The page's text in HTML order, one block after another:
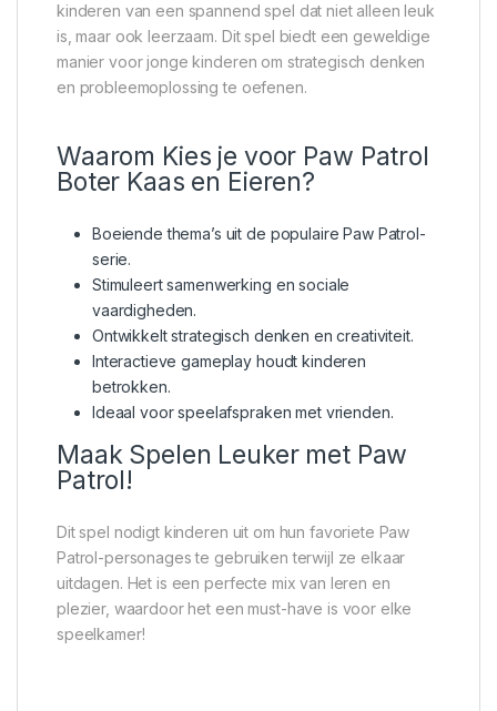
kinderen van een spannend spel dat niet alleen leuk
is, maar ook leerzaam. Dit spel biedt een geweldige
manier voor jonge kinderen om strategisch denken
en probleemoplossing te oefenen.
Waarom Kies je voor Paw Patrol
Boter Kaas en Eieren?
Boeiende thema’s uit de populaire Paw Patrol-
serie.
Stimuleert samenwerking en sociale
vaardigheden.
Ontwikkelt strategisch denken en creativiteit.
Interactieve gameplay houdt kinderen
betrokken.
Ideaal voor speelafspraken met vrienden.
Maak Spelen Leuker met Paw
Patrol!
Dit spel nodigt kinderen uit om hun favoriete Paw
Patrol-personages te gebruiken terwijl ze elkaar
uitdagen. Het is een perfecte mix van leren en
plezier, waardoor het een must-have is voor elke
speelkamer!